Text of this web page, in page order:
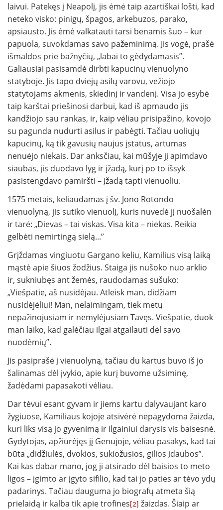
laivui. Patekęs į Neapolį, jis ėmė taip azartiškai lošti, kad
neteko visko: pinigų, špagos, arkebuzos, parako,
apsiausto. Jis ėmė valkatauti tarsi benamis šuo – kur
papuola, suvokdamas savo pažeminimą. Jis vogė, prašė
išmaldos prie bažnyčių, „labai to gėdydamasis”.
Galiausiai pasisamdė dirbti kapucinų vienuolyno
statyboje. Jis tapo dviejų asilų varovu, vežiojo
statytojams akmenis, skiedinį ir vandenį. Visa jo esybė
taip karštai priešinosi darbui, kad iš apmaudo jis
kandžiojo sau rankas, ir, kaip vėliau prisipažino, kovojo
su pagunda nudurti asilus ir pabėgti. Tačiau uoliųjų
kapucinų, ką tik gavusių naujus įstatus, artumas
nenuėjo niekais. Dar anksčiau, kai mūšyje jį apimdavo
siaubas, jis duodavo lyg ir įžadą, kurį po to išsyk
pasistengdavo pamiršti – įžadą tapti vienuoliu.
1575 metais, keliaudamas į šv. Jono Rotondo
vienuolyną, jis sutiko vienuolį, kuris nuvedė jį nuošalėn
ir tarė: „Dievas – tai viskas. Visa kita – niekas. Reikia
gelbėti nemirtingą sielą...”
Grįždamas vingiuotu Gargano keliu, Kamilius visą laiką
mąstė apie šiuos žodžius. Staiga jis nušoko nuo arklio
ir, sukniubęs ant žemės, raudodamas sušuko:
„Viešpatie, aš nusidėjau. Atleisk man, didžiam
nusidėjėliui! Man, nelaimingam, tiek metų
nepažinojusiam ir nemylėjusiam Tavęs. Viešpatie, duok
man laiko, kad galėčiau ilgai atgailauti dėl savo
nuodėmių”.
Jis pasiprašė į vienuolyną, tačiau du kartus buvo iš jo
šalinamas dėl įvykio, apie kurį buvome užsiminę,
žadėdami papasakoti vėliau.
Dar tėvui esant gyvam ir jiems kartu dalyvaujant karo
žygiuose, Kamiliaus kojoje atsivėrė nepagydoma žaizda,
kuri liks visą jo gyvenimą ir ilgainiui darysis vis baisesnė.
Gydytojas, apžiūrėjęs jį Genujoje, vėliau pasakys, kad tai
būta „didžiulės, dvokios, sukiožusios, gilios įdaubos”.
Kai kas dabar mano, jog ji atsirado dėl baisios to meto
ligos – įgimto ar įgyto sifilio, kad tai jo paties ar tėvo ydų
padarinys. Tačiau dauguma jo biografų atmeta šią
prielaidą ir kalba tik apie trofines [2]
žaizdas. Šiaip ar